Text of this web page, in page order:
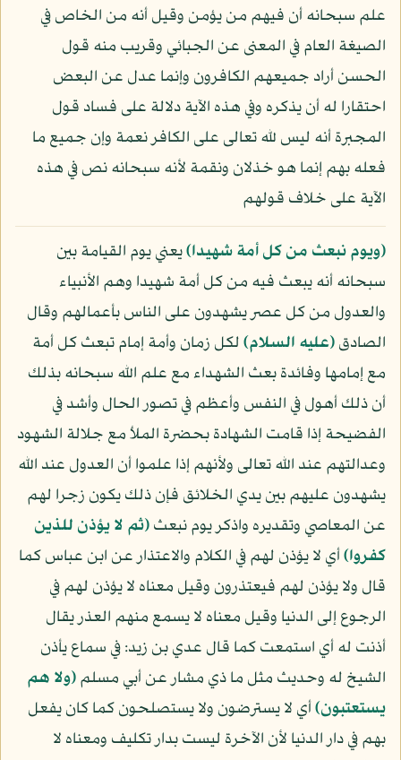
علم سبحانه أن فيهم من يؤمن وقيل أنه من الخاص في
الصيغة العام في المعنى عن الجبائي وقريب منه قول
الحسن أراد جميعهم الكافرون وإنما عدل عن البعض
احتقارا له أن يذكره وفي هذه الآية دلالة على فساد قول
المجبرة أنه ليس لله تعالى على الكافر نعمة وإن جميع ما
فعله بهم إنما هو خذلان ونقمة لأنه سبحانه نص في هذه
الآية على خلاف قولهم
﴿ويوم نبعث من كل أمة شهيدا﴾يعني يوم القيامة بين
سبحانه أنه يبعث فيه من كل أمة شهيدا وهم الأنبياء
والعدول من كل عصر يشهدون على الناس بأعمالهم وقال
الصادق(عليه السلام)لكل زمان وأمة إمام تبعث كل أمة
مع إمامها وفائدة بعث الشهداء مع علم الله سبحانه بذلك
أن ذلك أهول في النفس وأعظم في تصور الحال وأشد في
الفضيحة إذا قامت الشهادة بحضرة الملأ مع جلالة الشهود
وعدالتهم عند الله تعالى ولأنهم إذا علموا أن العدول عند الله
يشهدون عليهم بين يدي الخلائق فإن ذلك يكون زجرا لهم
عن المعاصي وتقديره واذكر يوم نبعث﴿ثم لا يؤذن للذين
كفروا﴾أي لا يؤذن لهم في الكلام والاعتذار عن ابن عباس كما
قال ولا يؤذن لهم فيعتذرون وقيل معناه لا يؤذن لهم في
الرجوع إلى الدنيا وقيل معناه لا يسمع منهم العذر يقال
أذنت له أي استمعت كما قال عدي بن زيد: في سماع يأذن
الشيخ له وحديث مثل ما ذي مشار عن أبي مسلم﴿ولا هم
يستعتبون﴾أي لا يسترضون ولا يستصلحون كما كان يفعل
بهم في دار الدنيا لأن الآخرة ليست بدار تكليف ومعناه لا